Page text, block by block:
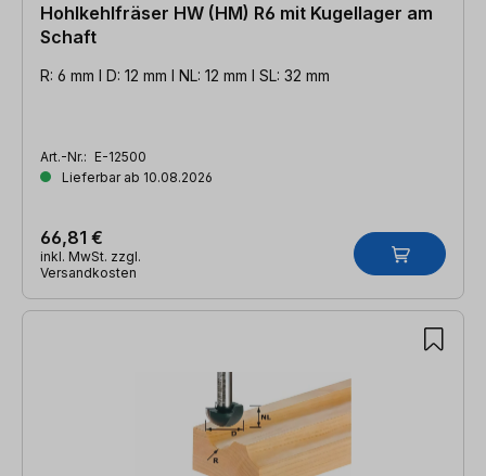
Hohlkehlfräser HW (HM) R6 mit Kugellager am
Schaft
R: 6 mm l D: 12 mm l NL: 12 mm l SL: 32 mm
Art.-Nr.: E-12500
Lieferbar ab 10.08.2026
66,81 €
inkl. MwSt. zzgl.
Versandkosten